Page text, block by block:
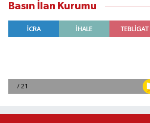
Basın İlan Kurumu